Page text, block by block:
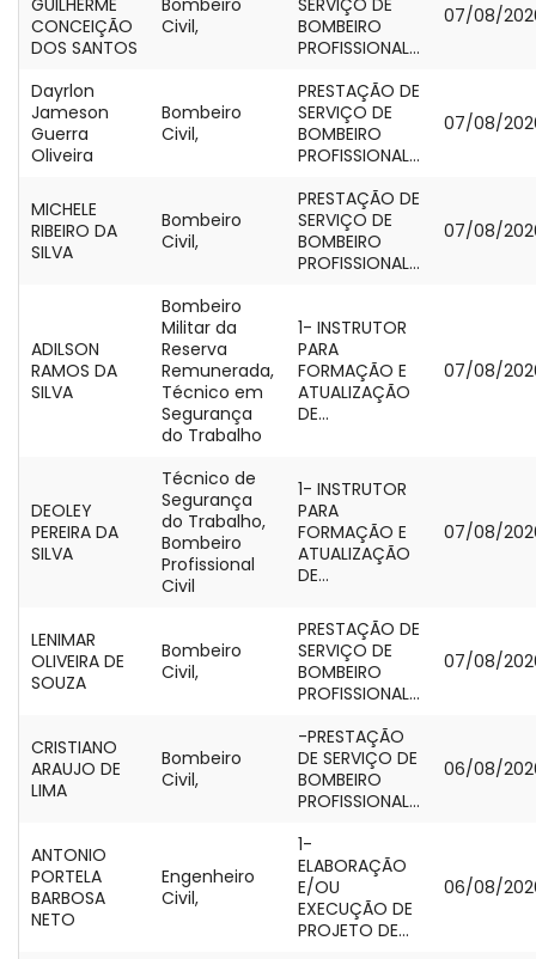
CONCEIÇÃO
DOS SANTOS
Civil,
BOMBEIRO
PROFISSIONAL...
07/08/
Dayrlon
Jameson
Guerra
Oliveira
Bombeiro
Civil,
PRESTAÇÃO DE
SERVIÇO DE
BOMBEIRO
PROFISSIONAL...
07/08/
MICHELE
RIBEIRO DA
SILVA
Bombeiro
Civil,
PRESTAÇÃO DE
SERVIÇO DE
BOMBEIRO
PROFISSIONAL...
07/08/
ADILSON
RAMOS DA
SILVA
Bombeiro
Militar da
Reserva
Remunerada,
Técnico em
Segurança
do Trabalho
1- INSTRUTOR
PARA
FORMAÇÃO E
ATUALIZAÇÃO
DE...
07/08/
DEOLEY
PEREIRA DA
SILVA
Técnico de
Segurança
do Trabalho,
Bombeiro
Profissional
Civil
1- INSTRUTOR
PARA
FORMAÇÃO E
ATUALIZAÇÃO
DE...
07/08/
LENIMAR
OLIVEIRA DE
SOUZA
Bombeiro
Civil,
PRESTAÇÃO DE
SERVIÇO DE
BOMBEIRO
PROFISSIONAL...
07/08/
CRISTIANO
ARAUJO DE
LIMA
Bombeiro
Civil,
-PRESTAÇÃO
DE SERVIÇO DE
BOMBEIRO
PROFISSIONAL...
06/08/
ANTONIO
PORTELA
BARBOSA
NETO
Engenheiro
Civil,
1-
ELABORAÇÃO
E/OU
EXECUÇÃO DE
PROJETO DE...
06/08/